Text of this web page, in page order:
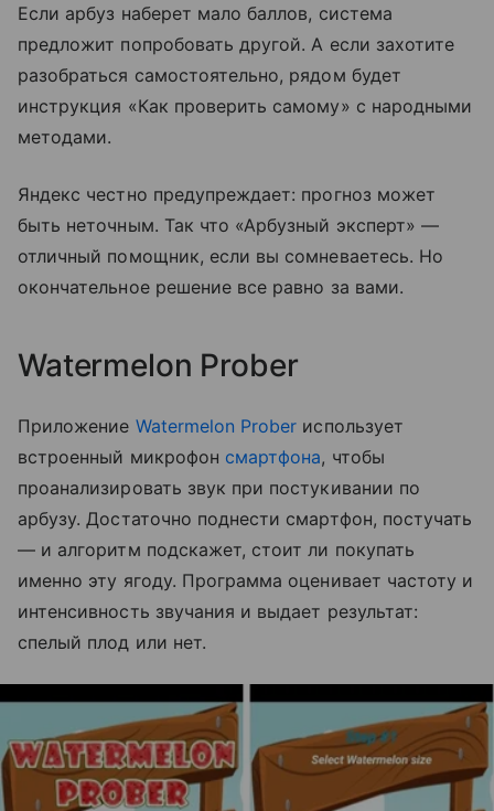
Если арбуз наберет мало баллов, система
предложит попробовать другой. А если захотите
разобраться самостоятельно, рядом будет
инструкция «Как проверить самому» с народными
методами.
Яндекс честно предупреждает: прогноз может
быть неточным. Так что «Арбузный эксперт» —
отличный помощник, если вы сомневаетесь. Но
окончательное решение все равно за вами.
Watermelon Prober
Приложение Watermelon Prober использует
встроенный микрофон смартфона, чтобы
проанализировать звук при постукивании по
арбузу. Достаточно поднести смартфон, постучать
— и алгоритм подскажет, стоит ли покупать
именно эту ягоду. Программа оценивает частоту и
интенсивность звучания и выдает результат:
спелый плод или нет.